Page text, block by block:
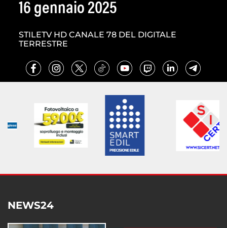
16 gennaio 2025
STILETV HD CANALE 78 DEL DIGITALE
TERRESTRE
NEWS24